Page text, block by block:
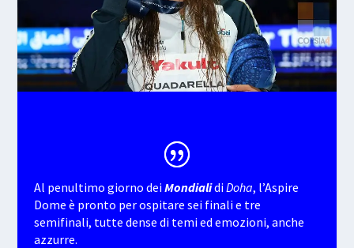
Al penultimo giorno deiMondialidiDoha, l’Aspire
Dome è pronto per ospitare sei finali e tre
semifinali, tutte dense di temi ed emozioni, anche
azzurre.